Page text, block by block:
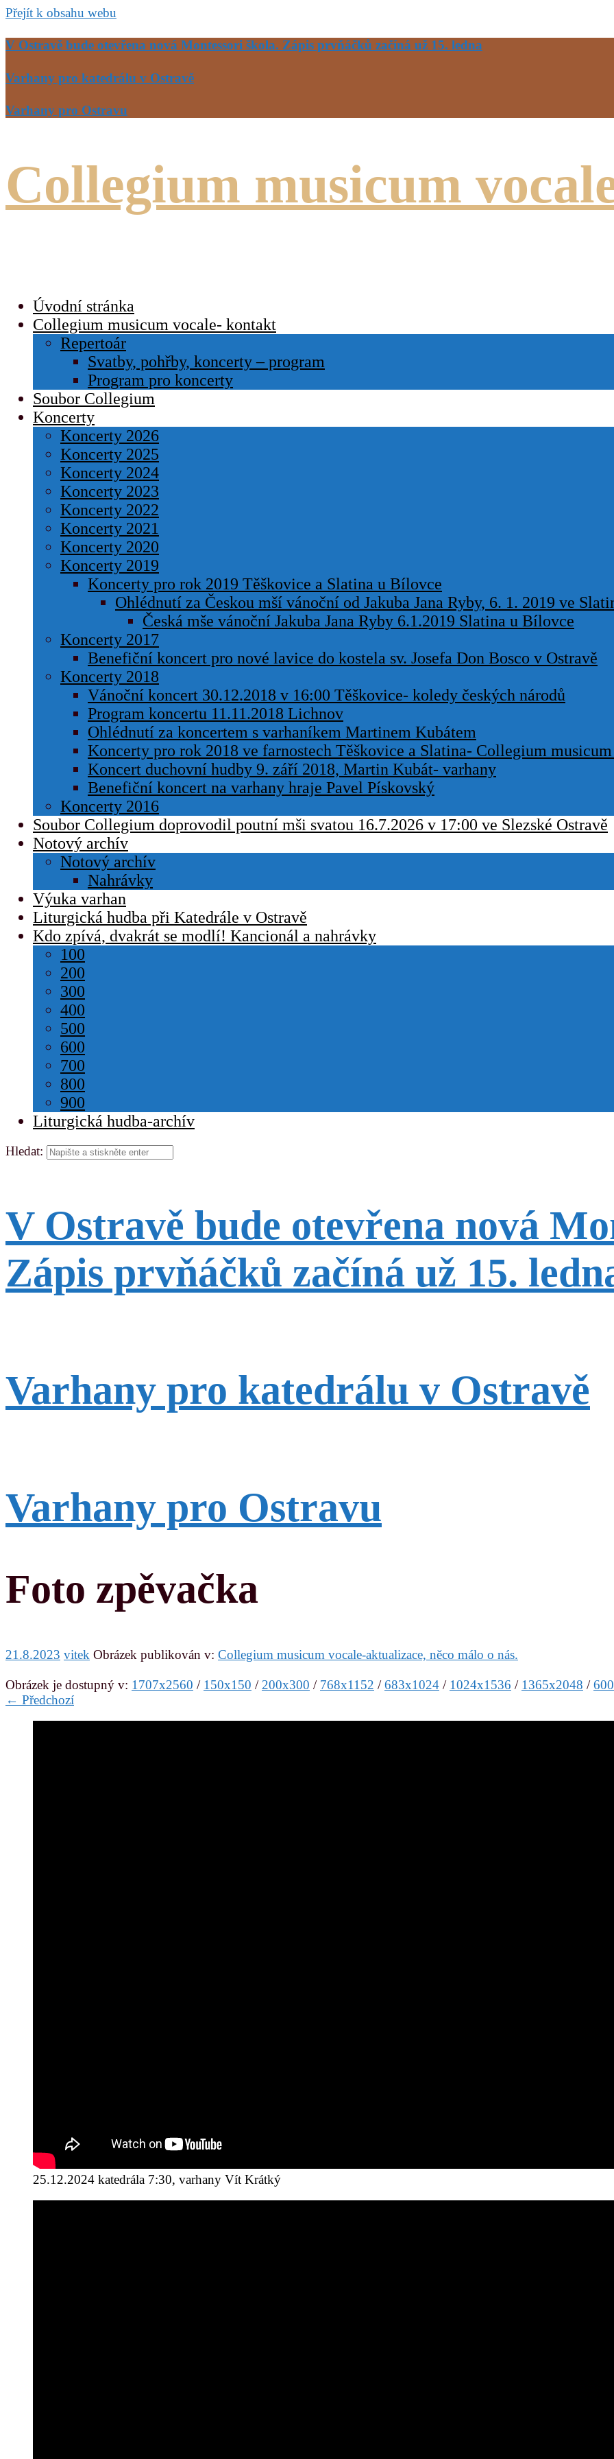
Přejít k obsahu webu
V Ostravě bude otevřena nová Montessori škola. Zápis prvňáčků začíná už 15. ledna
Varhany pro katedrálu v Ostravě
Varhany pro Ostravu
Collegium musicum
Úvodní stránka
Collegium musicum vocale- kontakt
Repertoár
Svatby, pohřby, koncerty – program
Program pro koncerty
Soubor Collegium
Koncerty
Koncerty 2026
Koncerty 2025
Koncerty 2024
Koncerty 2023
Koncerty 2022
Koncerty 2021
Koncerty 2020
Koncerty 2019
Koncerty pro rok 2019 Těškovice a Slatina u Bílovce
Ohlédnutí za Českou mší vánoční od Jakuba Jana Ryby, 6. 1. 2019 ve
Česká mše vánoční Jakuba Jana Ryby 6.1.2019 Slatina u Bílovce
Koncerty 2017
Benefiční koncert pro nové lavice do kostela sv. Josefa Don Bosco v Ostravě
Koncerty 2018
Vánoční koncert 30.12.2018 v 16:00 Těškovice- koledy českých národů
Program koncertu 11.11.2018 Lichnov
Ohlédnutí za koncertem s varhaníkem Martinem Kubátem
Koncerty pro rok 2018 ve farnostech Těškovice a Slatina- Collegium
Koncert duchovní hudby 9. září 2018, Martin Kubát- varhany
Benefiční koncert na varhany hraje Pavel Pískovský
Koncerty 2016
Soubor Collegium doprovodil poutní mši svatou 16.7.2026 v 17:00 ve Slezské Ostravě
Notový archív
Notový archív
Nahrávky
Výuka varhan
Liturgická hudba při Katedrále v Ostravě
Kdo zpívá, dvakrát se modlí! Kancionál a nahrávky
100
200
300
400
500
600
700
800
900
Liturgická hudba-archív
Hledat:
V Ostravě bude otevřena nová
Zápis prvňáčků začíná už 15.
Varhany pro katedrálu v Ostravě
Varhany pro Ostravu
Foto zpěvačka
21.8.2023 vitek Obrázek publikován v: Collegium musicum vocale-aktualizace, něco málo o nás.
Obrázek je dostupný v: 1707x2560 / 150x150 / 200x300 / 768x1152 /683x1024 / 1024x1536 / 1365x2048 /
← Předchozí
25.12.2024 katedrála 7:30, varhany Vít Krátký